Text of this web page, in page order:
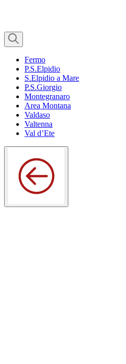
Fermo
P.S.Elpidio
S.Elpidio a Mare
P.S.Giorgio
Montegranaro
Area Montana
Valdaso
Valtenna
Val d’Ete